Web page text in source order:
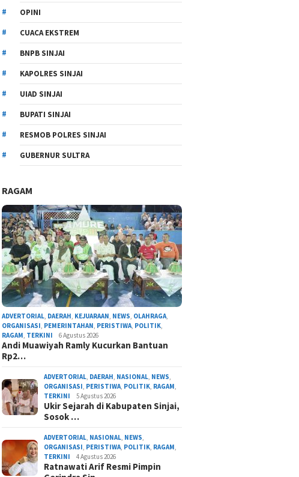
OPINI
CUACA EKSTREM
BNPB SINJAI
KAPOLRES SINJAI
UIAD SINJAI
BUPATI SINJAI
RESMOB POLRES SINJAI
GUBERNUR SULTRA
RAGAM
ADVERTORIAL DAERAH KEJUARAAN NEWS OLAHRAGA
ORGANISASI PEMERINTAHAN PERISTIWA POLITIK
RAGAM TERKINI 6 Agustus 2026
Andi Muawiyah Ramly Kucurkan Bantuan
Rp2…
ADVERTORIAL DAERAH NASIONAL NEWS
ORGANISASI PERISTIWA POLITIK RAGAM
TERKINI
5 Agustus 2026
Ukir Sejarah di Kabupaten Sinjai,
Sosok …
ADVERTORIAL NASIONAL NEWS
ORGANISASI PERISTIWA POLITIK RAGAM
TERKINI
4 Agustus 2026
Ratnawati Arif Resmi Pimpin